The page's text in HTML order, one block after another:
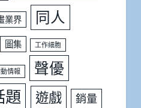
業界 同人
圖集 工作細胞
情報 聲優
題 遊戲 銷量